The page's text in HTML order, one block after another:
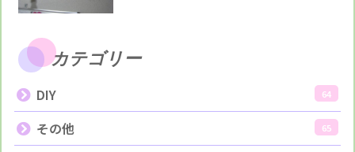
カテゴリー
DIY 64
その他 65